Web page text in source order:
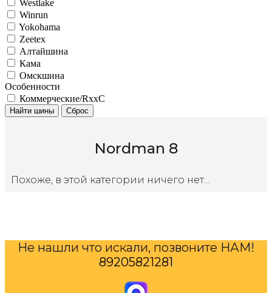
Westlake
Winrun
Yokohama
Zeetex
Алтайшина
Кама
Омскшина
Особенности
Коммерческие/RxxC
Найти шины Сброс
Nordman 8
Похоже, в этой категории ничего нет...
Не нашли что искали, позвоните НАМ!
89205821281